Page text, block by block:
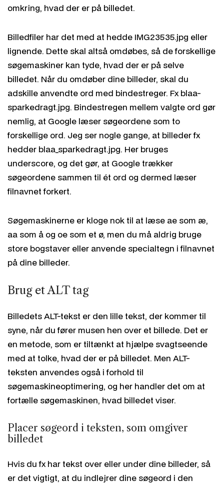
omkring, hvad der er på billedet.
Billedfiler har det med at hedde IMG23535.jpg eller
lignende. Dette skal altså omdøbes, så de forskellige
søgemaskiner kan tyde, hvad der er på selve
billedet. Når du omdøber dine billeder, skal du
adskille anvendte ord med bindestreger. Fx blaa-
sparkedragt.jpg. Bindestregen mellem valgte ord gør
nemlig, at Google læser søgeordene som to
forskellige ord. Jeg ser nogle gange, at billeder fx
hedder blaa_sparkedragt.jpg. Her bruges
underscore, og det gør, at Google trækker
søgeordene sammen til ét ord og dermed læser
filnavnet forkert.
Søgemaskinerne er kloge nok til at læse ae som æ,
aa som å og oe som et ø, men du må aldrig bruge
store bogstaver eller anvende specialtegn i filnavnet
på dine billeder.
Brug et ALT tag
Billedets ALT-tekst er den lille tekst, der kommer til
syne, når du fører musen hen over et billede. Det er
en metode, som er tiltænkt at hjælpe svagtseende
med at tolke, hvad der er på billedet. Men ALT-
teksten anvendes også i forhold til
søgemaskineoptimering, og her handler det om at
fortælle søgemaskinen, hvad billedet viser.
Placer søgeord i teksten, som omgiver
billedet
Hvis du fx har tekst over eller under dine billeder, så
er det vigtigt, at du indlejrer dine søgeord i den